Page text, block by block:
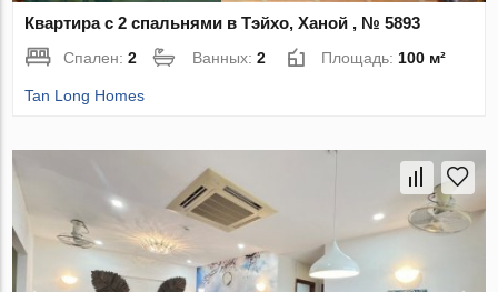
Квартира с 2 спальнями в Тэйхо, Ханой , № 5893
Спален:2 Ванных:2 Площадь: 100 м²
Tan Long Homes